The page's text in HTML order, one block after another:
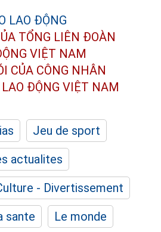
TỔNG LIÊN ĐOÀN
VIỆT NAM
CỦA CÔNG NHÂN
ĐỘNG VIỆT NAM
Jeu de sport
actualites
- Divertissement
sante
Le monde